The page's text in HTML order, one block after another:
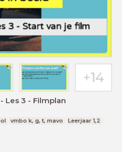
Blok 2 - Les 3 - Filmplan
vmbo k, g, t, mavo Leerjaar 1,2